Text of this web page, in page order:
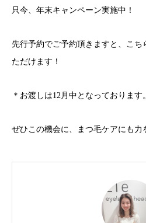
只今、年末キャンペーン実施中！
先行予約でご予約頂きますと、こち
ただけます！
＊お渡しは12月中となっております。
ぜひこの機会に、まつ毛ケアにも